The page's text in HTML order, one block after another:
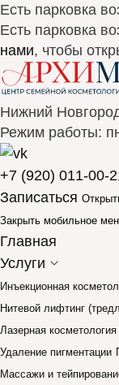
Есть парковка
Есть парковка
нами, чтобы
Нижний
Режим работы:
+7 (920) 011-00-
Записаться
Закрыть мобильное
Главная
Услуги
Инъекционная
Нитевой лифтинг
Лазерная косметология
Удаление пигментации
Массажи и